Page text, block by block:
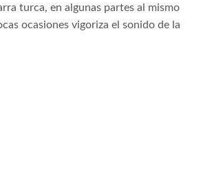
turca, en algunas partes al mismo
ocasiones vigoriza el sonido de la